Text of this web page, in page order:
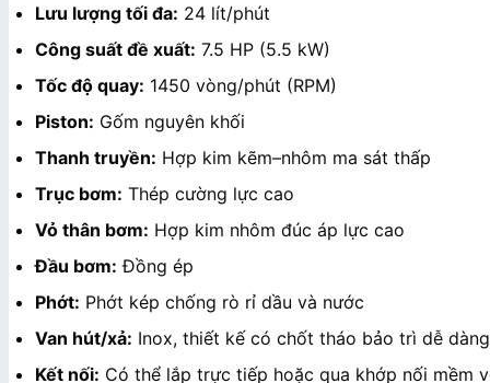
Lưu lượng tối đa: 24 lít/phút
Công suất đề xuất: 7.5 HP (5.5 kW)
Tốc độ quay: 1450 vòng/phút (RPM)
Piston: Gốm nguyên khối
Thanh truyền: Hợp kim kẽm–nhôm ma sát thấp
Trục bơm: Thép cường lực cao
Vỏ thân bơm: Hợp kim nhôm đúc áp lực cao
Đầu bơm: Đồng ép
Phớt: Phớt kép chống rò rỉ dầu và nước
Van hút/xả: Inox, thiết kế có chốt tháo bảo trì dễ dàng
Kết nối: Có thể lắp trực tiếp hoặc qua khớp nối mềm